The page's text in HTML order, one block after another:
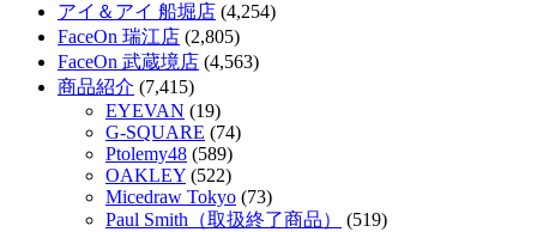
アイ＆アイ 船堀店 (4,254)
FaceOn 瑞江店 (2,805)
FaceOn 武蔵境店 (4,563)
商品紹介 (7,415)
EYEVAN (19)
G-SQUARE (74)
Ptolemy48 (589)
OAKLEY (522)
Micedraw Tokyo (73)
Paul Smith（取扱終了商品）
(519)